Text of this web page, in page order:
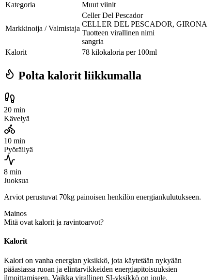
Kategoria
Muut viinit
Markkinoija / Valmistaja
Celler Del Pescador
CELLER DEL PESCADOR, GIRONA
Tuotteen virallinen nimi
sangria
Kalorit
78 kilokaloria per 100ml
Polta kalorit liikkumalla
20 min
Kävelyä
10 min
Pyöräilyä
8 min
Juoksua
Arviot perustuvat 70kg painoisen henkilön energiankulutukseen.
Mainos
Mitä ovat kalorit ja ravintoarvot?
Kalorit
Kalori on vanha energian yksikkö, jota käytetään nykyään
pääasiassa ruoan ja elintarvikkeiden energiapitoisuuksien
ilmoittamiseen. Vaikka virallinen SI-yksikkö on joule,